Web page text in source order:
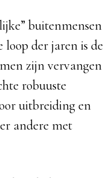
buitenmensen
der jaren is de
zijn vervangen
robuuste
uitbreiding en
andere met